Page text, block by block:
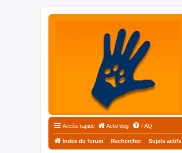
Accès rapide Activ'dog FAQ
Index du forum Rechercher Sujets actifs